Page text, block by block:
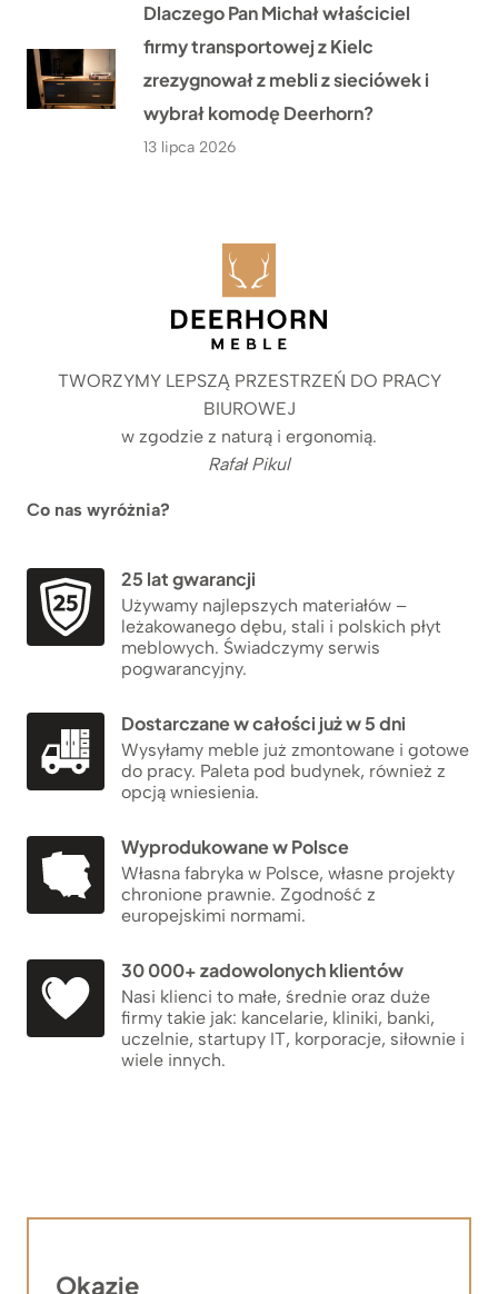
Dlaczego Pan Michał właściciel
firmy transportowej z Kielc
zrezygnował z mebli z sieciówek i
wybrał komodę Deerhorn?
13 lipca 2026
TWORZYMY LEPSZĄ PRZESTRZEŃ DO PRACY
BIUROWEJ
w zgodzie z naturą i ergonomią.
Rafał Pikul
Co nas wyróżnia?
25 lat gwarancji
Używamy najlepszych materiałów –
leżakowanego dębu, stali i polskich płyt
meblowych. Świadczymy serwis
pogwarancyjny.
Dostarczane w całości już w 5 dni
Wysyłamy meble już zmontowane i gotowe
do pracy. Paleta pod budynek, również z
opcją wniesienia.
Wyprodukowane w Polsce
Własna fabryka w Polsce, własne projekty
chronione prawnie. Zgodność z
europejskimi normami.
30 000+ zadowolonych klientów
Nasi klienci to małe, średnie oraz duże
firmy takie jak: kancelarie, kliniki, banki,
uczelnie, startupy IT, korporacje, siłownie i
wiele innych.
Okazje